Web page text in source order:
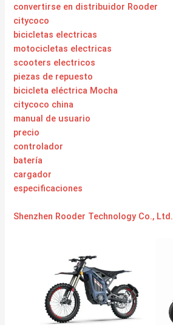
convertirse en distribuidor Rooder
citycoco
bicicletas electricas
motocicletas electricas
scooters electricos
piezas de repuesto
bicicleta eléctrica Mocha
citycoco china
manual de usuario
precio
controlador
batería
cargador
especificaciones
Shenzhen Rooder Technology Co., Ltd.